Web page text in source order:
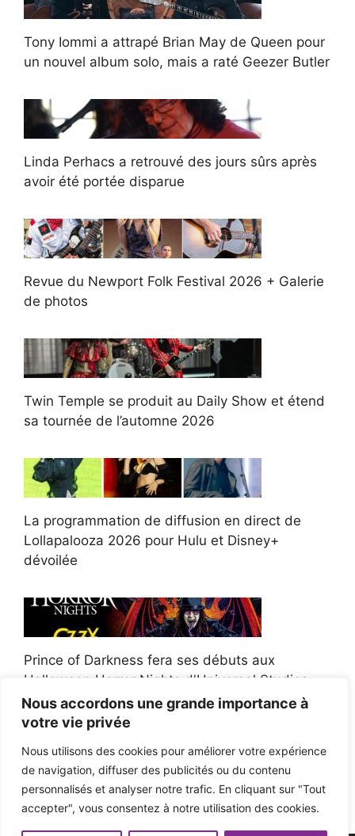
Nous accordons une grande importance à
votre vie privée
Nous utilisons des cookies pour améliorer votre expérience
de navigation, diffuser des publicités ou du contenu
personnalisés et analyser notre trafic. En cliquant sur "Tout
accepter", vous consentez à notre utilisation des cookies.
Tony Iommi a attrapé Brian May de Queen pour
un nouvel album solo, mais a raté Geezer Butler
Linda Perhacs a retrouvé des jours sûrs après
avoir été portée disparue
Revue du Newport Folk Festival 2026 + Galerie
de photos
Twin Temple se produit au Daily Show et étend
sa tournée de l’automne 2026
La programmation de diffusion en direct de
Lollapalooza 2026 pour Hulu et Disney+
dévoilée
Prince of Darkness fera ses débuts aux
Halloween Horror Nights d'Universal Studios
Afroman poursuit un policier de l'Ohio après la
victoire du jury en diffamation